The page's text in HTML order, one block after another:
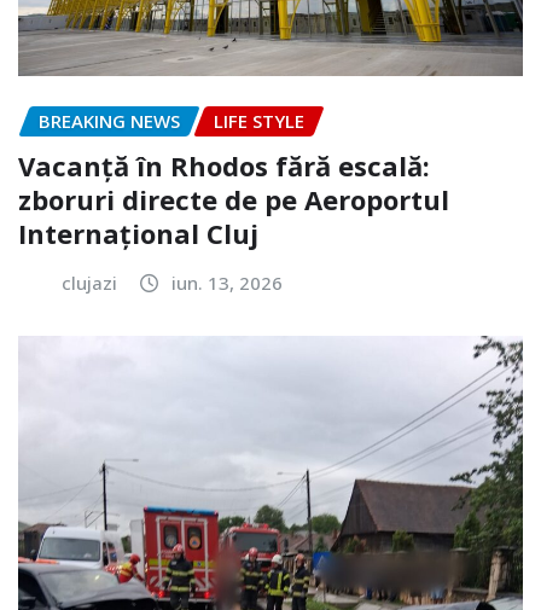
BREAKING NEWS LIFE STYLE
Vacanță în Rhodos fără escală:
zboruri directe de pe Aeroportul
Internațional Cluj
clujazi iun. 13, 2026